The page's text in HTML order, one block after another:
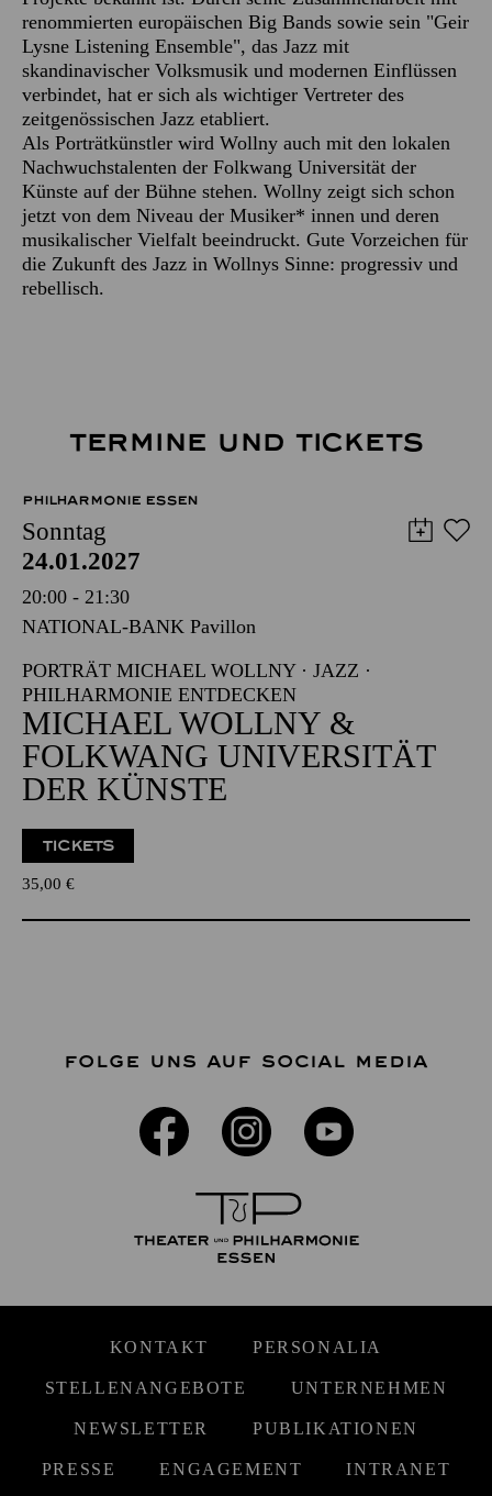
renommierten europäischen Big Bands sowie sein "Geir
Lysne Listening Ensemble", das Jazz mit
skandinavischer Volksmusik und modernen Einflüssen
verbindet, hat er sich als wichtiger Vertreter des
zeitgenössischen Jazz etabliert.
Als Porträtkünstler wird Wollny auch mit den lokalen
Nachwuchstalenten der Folkwang Universität der
Künste auf der Bühne stehen. Wollny zeigt sich schon
jetzt von dem Niveau der Musiker* innen und deren
musikalischer Vielfalt beeindruckt. Gute Vorzeichen für
die Zukunft des Jazz in Wollnys Sinne: progressiv und
rebellisch.
TERMINE UND TICKETS
PHILHARMONIE ESSEN
Sonntag
24.01.2027
20:00 - 21:30
NATIONAL-BANK Pavillon
PORTRÄT MICHAEL WOLLNY · JAZZ ·
PHILHARMONIE ENTDECKEN
MICHAEL WOLLNY &
FOLKWANG UNIVERSITÄT
DER KÜNSTE
TICKETS
35,00 €
FOLGE UNS AUF SOCIAL MEDIA
KONTAKT PERSONALIA
STELLENANGEBOTE UNTERNEHMEN
NEWSLETTER PUBLIKATIONEN
PRESSE ENGAGEMENT INTRANET